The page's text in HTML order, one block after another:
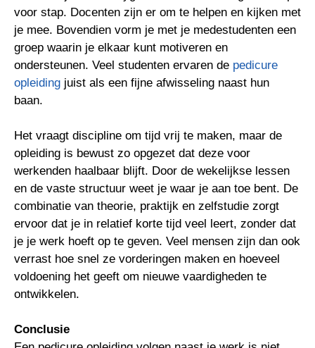
voor stap. Docenten zijn er om te helpen en kijken met
je mee. Bovendien vorm je met je medestudenten een
groep waarin je elkaar kunt motiveren en
ondersteunen. Veel studenten ervaren de pedicure
opleiding juist als een fijne afwisseling naast hun
baan.
Het vraagt discipline om tijd vrij te maken, maar de
opleiding is bewust zo opgezet dat deze voor
werkenden haalbaar blijft. Door de wekelijkse lessen
en de vaste structuur weet je waar je aan toe bent. De
combinatie van theorie, praktijk en zelfstudie zorgt
ervoor dat je in relatief korte tijd veel leert, zonder dat
je je werk hoeft op te geven. Veel mensen zijn dan ook
verrast hoe snel ze vorderingen maken en hoeveel
voldoening het geeft om nieuwe vaardigheden te
ontwikkelen.
Conclusie